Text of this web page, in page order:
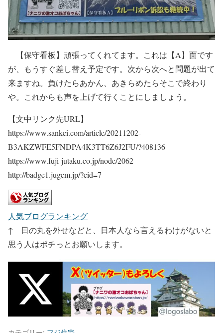
【保守看板】頑張ってくれてます。これは【A】面です
が、もうすぐ差し替え予定です。次から次へと問題が出て
来ますね。負けたらあかん、あきらめたらそこで終わり
や。これからも声を上げて行くことにしましょう。
【文中リンク先URL】
https://www.sankei.com/article/20211202-
B3AKZWFE5FNDPA4K3TT6Z6J2FU/?408136
https://www.fuji-jutaku.co.jp/node/2062
http://badge1.jugem.jp/?eid=7
人気ブログランキング
↑ 日の丸を外せなどと、日本人なら言えるわけがないと
思う人はポチっとお願いします。